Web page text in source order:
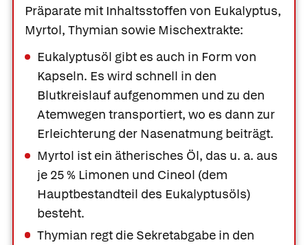
Präparate mit Inhaltsstoffen von Eukalyptus,
Myrtol, Thymian sowie Mischextrakte:
Eukalyptusöl gibt es auch in Form von
Kapseln. Es wird schnell in den
Blutkreislauf aufgenommen und zu den
Atemwegen transportiert, wo es dann zur
Erleichterung der Nasenatmung beiträgt.
Myrtol ist ein ätherisches Öl, das u. a. aus
je 25 % Limonen und Cineol (dem
Hauptbestandteil des Eukalyptusöls)
besteht.
Thymian regt die Sekretabgabe in den